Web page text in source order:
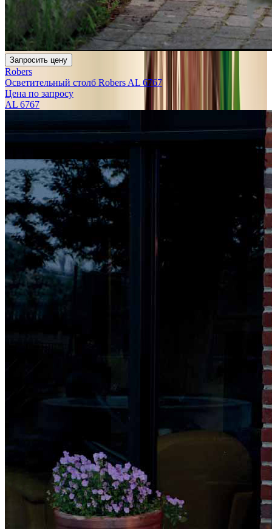
Запросить цену
Robers
Осветительный столб Robers AL 6767
Цена по запросу
AL 6767